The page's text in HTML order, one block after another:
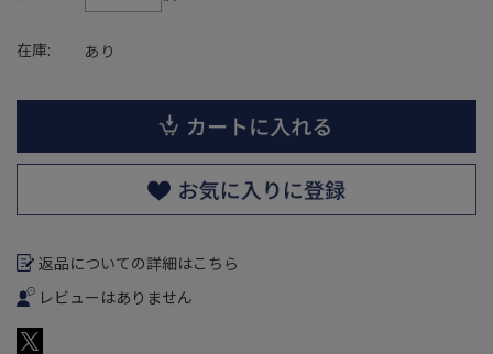
在庫: あり
返品についての詳細はこちら
レビューはありません